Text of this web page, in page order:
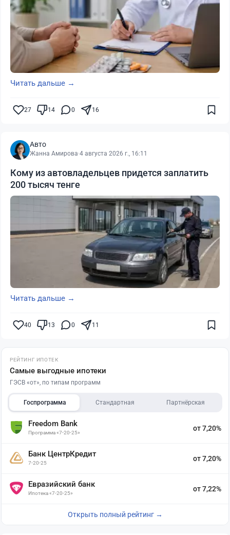
Читать дальше →
27 14 0 16
Авто
Жанна Амирова·4 августа 2026 г., 16:11
Кому из автовладельцев придется заплатить
200 тысяч тенге
Читать дальше →
40 13 0 11
РЕЙТИНГ ИПОТЕК
Самые выгодные ипотеки
ГЭСВ «от», по типам программ
Госпрограмма Стандартная Партнёрская
Freedom Bank
Программа «7-20-25»
от 7,20%
Банк ЦентрКредит
7-20-25
от 7,20%
Евразийский банк
Ипотека «7-20-25»
от 7,22%
Открыть полный рейтинг →